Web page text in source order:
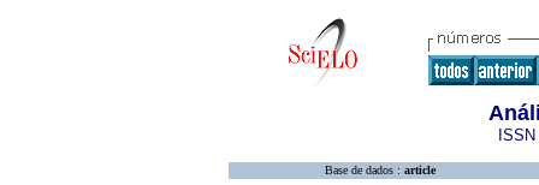
Base de dados : article